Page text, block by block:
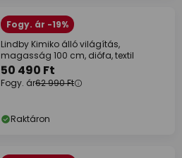
Fogy. ár -19%
Lindby Kimiko álló világítás,
magasság 100 cm, diófa, textil
50 490 Ft
Fogy. ár62 990 Ft
Raktáron